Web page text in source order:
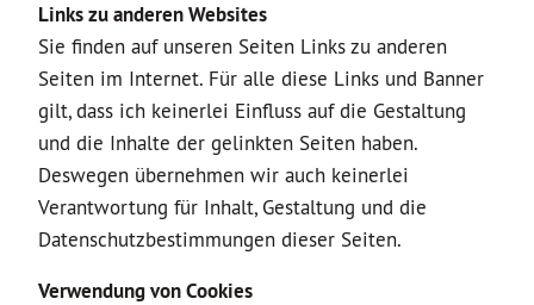
Links zu anderen Websites
Sie finden auf unseren Seiten Links zu anderen
Seiten im Internet. Für alle diese Links und Banner
gilt, dass ich keinerlei Einfluss auf die Gestaltung
und die Inhalte der gelinkten Seiten haben.
Deswegen übernehmen wir auch keinerlei
Verantwortung für Inhalt, Gestaltung und die
Datenschutzbestimmungen dieser Seiten.
Verwendung von Cookies